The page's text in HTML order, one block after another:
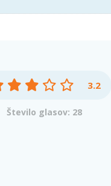
3.2
Število glasov: 28